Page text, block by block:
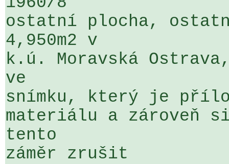
ostatní plocha,
4,950m2 v
k.ú. Moravská
ve
snímku, který je
materiálu a zároveň
tento
záměr zrušit